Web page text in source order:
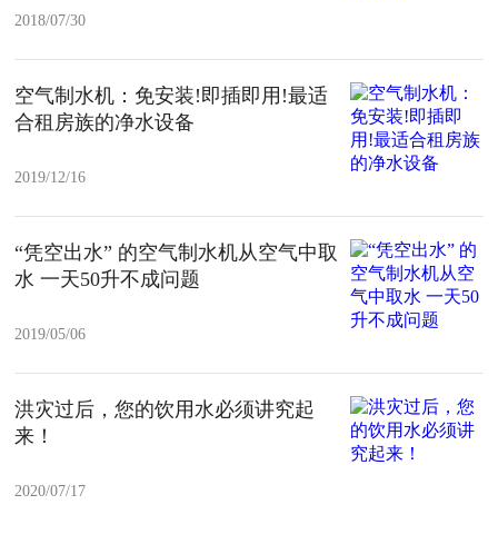
2018/07/30
空气制水机：免安装!即插即用!最适
合租房族的净水设备
2019/12/16
“凭空出水” 的空气制水机从空气中取
水 一天50升不成问题
2019/05/06
洪灾过后，您的饮用水必须讲究起
来！
2020/07/17